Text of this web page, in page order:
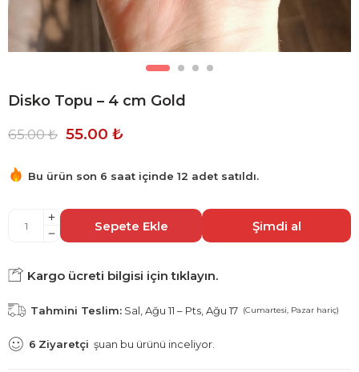
Disko Topu – 4 cm Gold
65.00₺ 55.00 ₺
Bu ürün son 6 saat içinde 12 adet satıldı.
Sepete Ekle Şimdi al
Kargo ücreti bilgisi için tıklayın.
Tahmini Teslim: Sal, Ağu 11 – Pts, Ağu 17 (Cumartesi, Pazar hariç)
6 Ziyaretçi şuan bu ürünü inceliyor.